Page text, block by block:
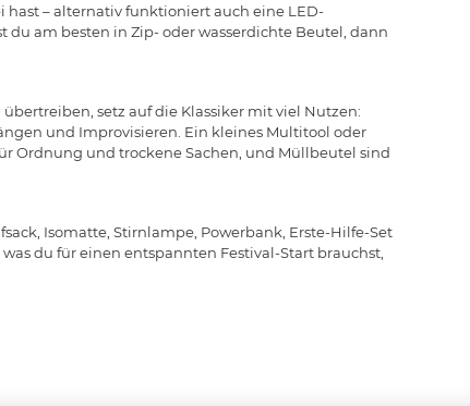
hast – alternativ funktioniert auch eine LED-
am besten in Zip- oder wasserdichte Beutel, dann
setz auf die Klassiker mit viel Nutzen:
und Improvisieren. Ein kleines Multitool oder
Ordnung und trockene Sachen, und Müllbeutel sind
Isomatte, Stirnlampe, Powerbank, Erste-Hilfe-Set
du für einen entspannten Festival-Start brauchst,